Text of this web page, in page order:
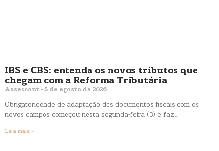
IBS e CBS: entenda os novos tributos que
chegam com a Reforma Tributária
Assescont 5 de agosto de 2026
Obrigatoriedade de adaptação dos documentos fiscais com os
novos campos começou nesta segunda-feira (3) e faz…
Leia mais »